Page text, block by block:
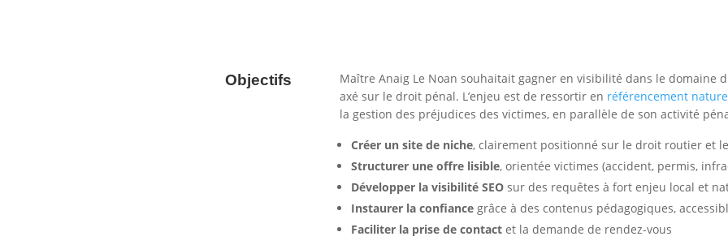
Objectifs
Maître Anaig Le Noan souhaitait gagner en visibilité dans le domaine
axé sur le droit pénal. L’enjeu est de ressortir en référencement
la gestion des préjudices des victimes, en parallèle de son activité
Créer un site de niche, clairement positionné sur le droit routier et
Structurer une offre lisible, orientée victimes (accident, permis,
Développer la visibilité SEOsur des requêtes à fort enjeu local et
Instaurer la confiancegrâce à des contenus pédagogiques,
Faciliter la prise de contactet la demande de rendez-vous